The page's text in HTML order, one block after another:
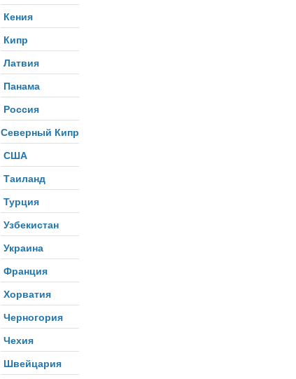
Кения
Кипр
Латвия
Панама
Россия
Северный Кипр
США
Таиланд
Турция
Узбекистан
Украина
Франция
Хорватия
Черногория
Чехия
Швейцария